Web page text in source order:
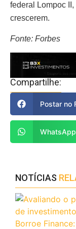
federal Lompoc
crescerem.
Fonte: Forbes
Compartilhe:
Postar no
WhatsApp
NOTÍCIAS